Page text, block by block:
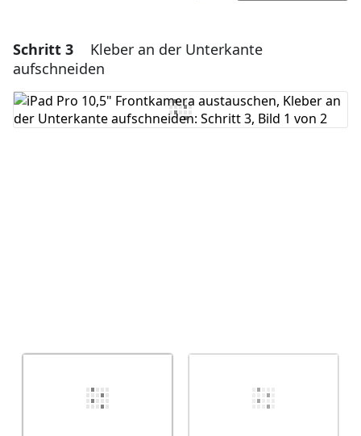
Einen Kommentar hinzufügen
Kommentar hinzufügen
Schritt 3
Kleber an der Unterkante
aufschneiden